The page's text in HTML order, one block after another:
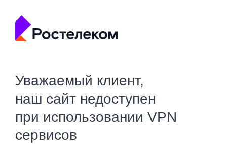
Уважаемый клиент,
наш сайт недоступен
при использовании VPN
сервисов